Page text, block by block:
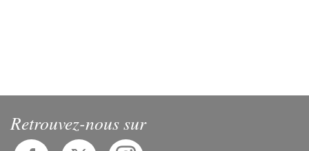
Retrouvez-nous sur